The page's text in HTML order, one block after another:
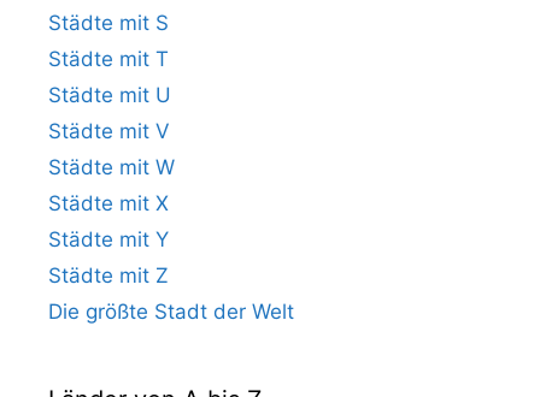
Städte mit S
Städte mit T
Städte mit U
Städte mit V
Städte mit W
Städte mit X
Städte mit Y
Städte mit Z
Die größte Stadt der Welt